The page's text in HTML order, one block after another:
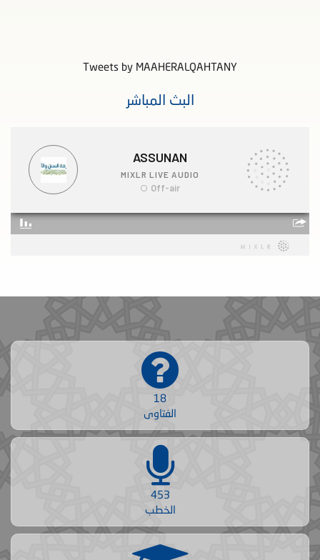
Tweets by MAAHERALQAHTANY
البث المباشر
18
الفتاوى
453
الخطب